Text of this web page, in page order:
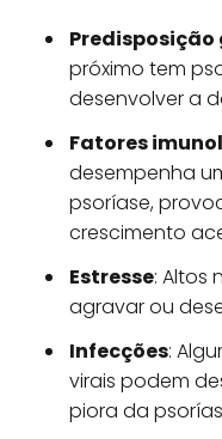
próximo tem
desenvolver a
Fatores
desempenha
psoríase,
crescimento
Estresse: Altos
agravar ou
Infecções:
virais podem
piora da